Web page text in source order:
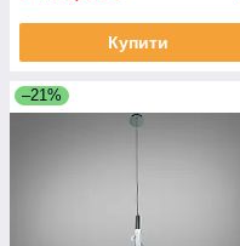
Купити
–21%